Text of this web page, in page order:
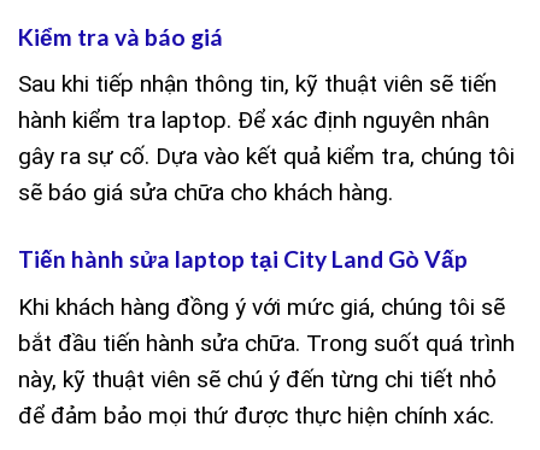
Kiểm tra và báo giá
Sau khi tiếp nhận thông tin, kỹ thuật viên sẽ tiến
hành kiểm tra laptop. Để xác định nguyên nhân
gây ra sự cố. Dựa vào kết quả kiểm tra, chúng tôi
sẽ báo giá sửa chữa cho khách hàng.
Tiến hành sửa laptop tại City Land Gò Vấp
Khi khách hàng đồng ý với mức giá, chúng tôi sẽ
bắt đầu tiến hành sửa chữa. Trong suốt quá trình
này, kỹ thuật viên sẽ chú ý đến từng chi tiết nhỏ
để đảm bảo mọi thứ được thực hiện chính xác.